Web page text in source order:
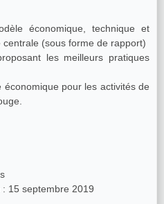
économique, technique et
(sous forme de rapport)
les meilleurs pratiques
économique pour les activités de
15 septembre 2019